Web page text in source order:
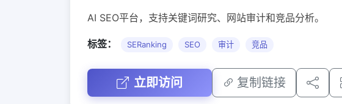
AI SEO平台，支持关键词研究、网站审计和竞品分析。
标签： SERanking SEO 审计 竞品
立即访问 复制链接